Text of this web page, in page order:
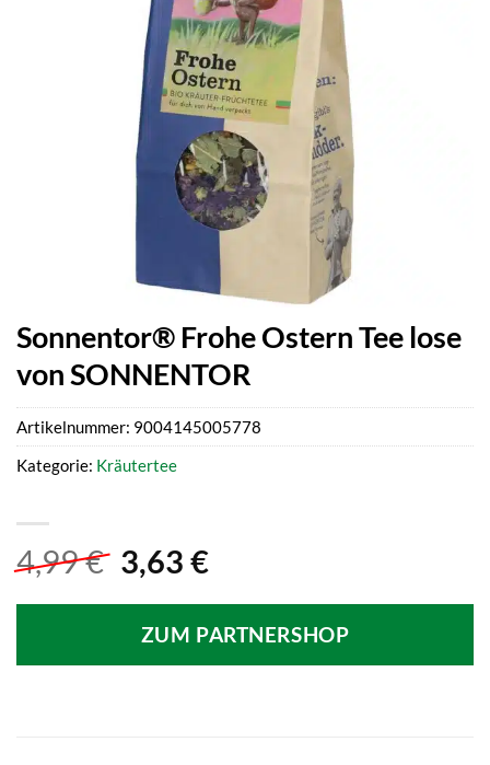
Sonnentor® Frohe Ostern Tee lose
von SONNENTOR
4,99€ Ursprünglicher
war:
4,99 €
3,63 €Aktueller
ist:
3,63 €.
ZUM PARTNERSHOP
Artikelnummer: 9004145005778
Kategorie: Kräutertee